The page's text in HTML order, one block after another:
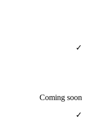
✓
Coming soon
✓